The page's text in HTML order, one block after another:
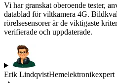
Vi har granskat oberoende tester,
datablad för viltkamera 4G.
rörelsesensorer är de viktigaste
verifierade och uppdaterade.
Erik LindqvistHemelektronikexpert